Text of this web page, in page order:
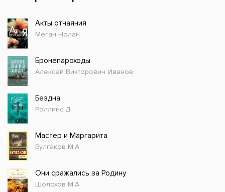
Акты отчаяния
Меган Нолан
Бронепароходы
Алексей Викторович Иванов
Бездна
Роллинс Д.
Мастер и Маргарита
Булгаков М.А.
Они сражались за Родину
Шолохов М.А.